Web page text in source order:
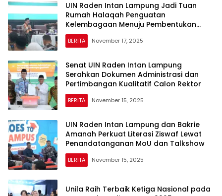
UIN Raden Intan Lampung Jadi Tuan
Rumah Halaqah Penguatan
Kelembagaan Menuju Pembentukan
Direktorat Jenderal Pesantren
BERITA November 17, 2025
Senat UIN Raden Intan Lampung
Serahkan Dokumen Administrasi dan
Pertimbangan Kualitatif Calon Rektor
BERITA November 15, 2025
UIN Raden Intan Lampung dan Bakrie
Amanah Perkuat Literasi Ziswaf Lewat
Penandatanganan MoU dan Talkshow
BERITA November 15, 2025
Unila Raih Terbaik Ketiga Nasional pada